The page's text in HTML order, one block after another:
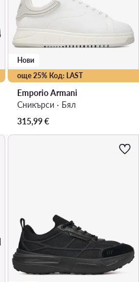
още 25% Код: LAST
Нови
Emporio Armani
Сникърси · Бял
315,99€